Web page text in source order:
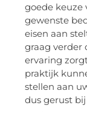
goede keuze
gewenste
eisen aan
graag verder
ervaring
praktijk
stellen aan
dus gerust